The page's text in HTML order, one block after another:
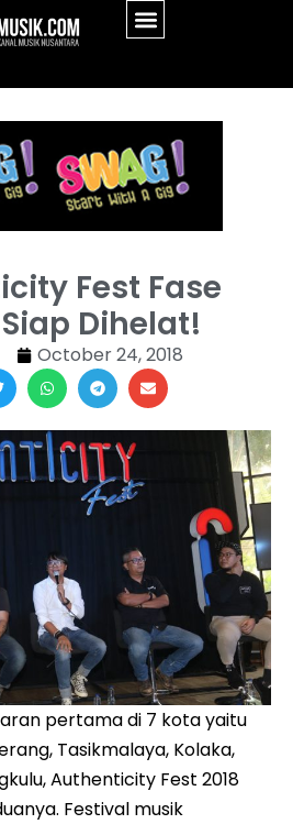
Fest Fase
Dihelat!
October 24, 2018
pertama di 7 kota yaitu
Tasikmalaya, Kolaka,
Authenticity Fest 2018
Festival musik